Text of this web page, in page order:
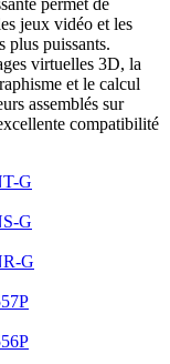
permet de
jeux vidéo et les
plus puissants.
virtuelles 3D, la
et le calcul
assemblés sur
compatibilité
G
G
G